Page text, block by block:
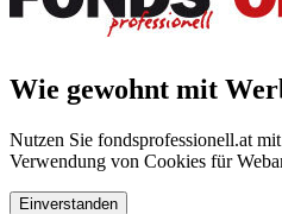
Wie gewohnt mit
Nutzen Sie fondsprofessionell.at
Verwendung von Cookies für
Einverstanden